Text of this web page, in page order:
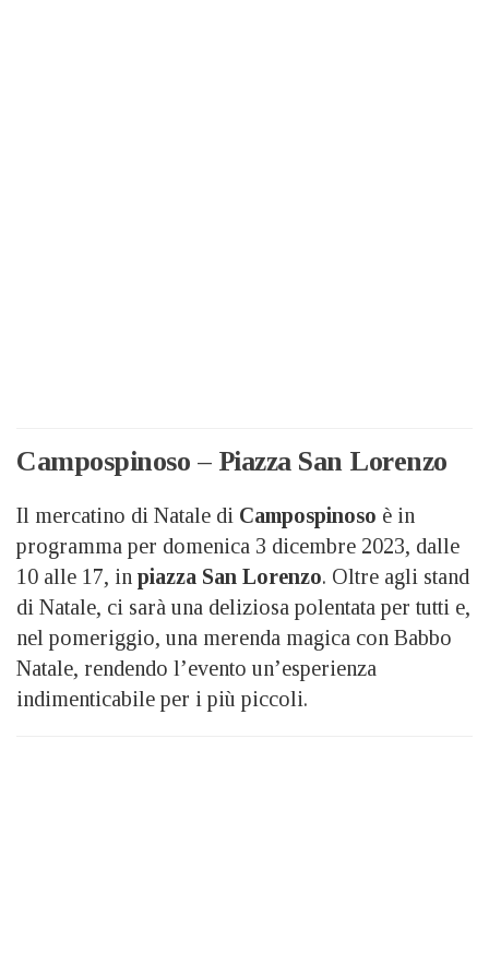
Campospinoso – Piazza San Lorenzo
Il mercatino di Natale di Campospinoso è in
programma per domenica 3 dicembre 2023, dalle
10 alle 17, in piazza San Lorenzo. Oltre agli stand
di Natale, ci sarà una deliziosa polentata per tutti e,
nel pomeriggio, una merenda magica con Babbo
Natale, rendendo l’evento un’esperienza
indimenticabile per i più piccoli.